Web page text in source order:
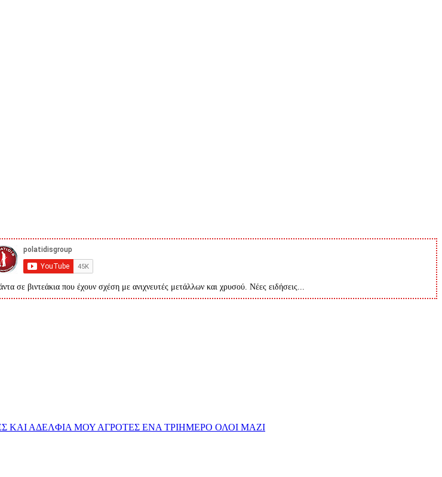
σε βιντεάκια που έχουν σχέση με ανιχνευτές μετάλλων και χρυσού. Νέες ειδήσεις...
ΚΑΙ ΑΔΕΛΦΙΑ ΜΟΥ ΑΓΡΟΤΕΣ ΕΝΑ ΤΡΙΗΜΕΡΟ ΟΛΟΙ ΜΑΖΙ